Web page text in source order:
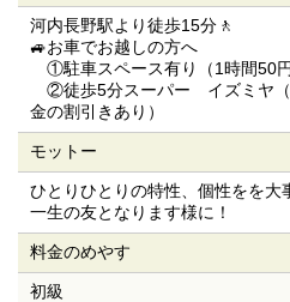
河内長野駅より徒歩15分🚶
🚙お車でお越しの方へ
①駐車スペース有り（1時間50
②徒歩5分スーパー イズミヤ
金の割引きあり）
モットー
ひとりひとりの特性、個性をを大
一生の友となります様に！
料金のめやす
初級